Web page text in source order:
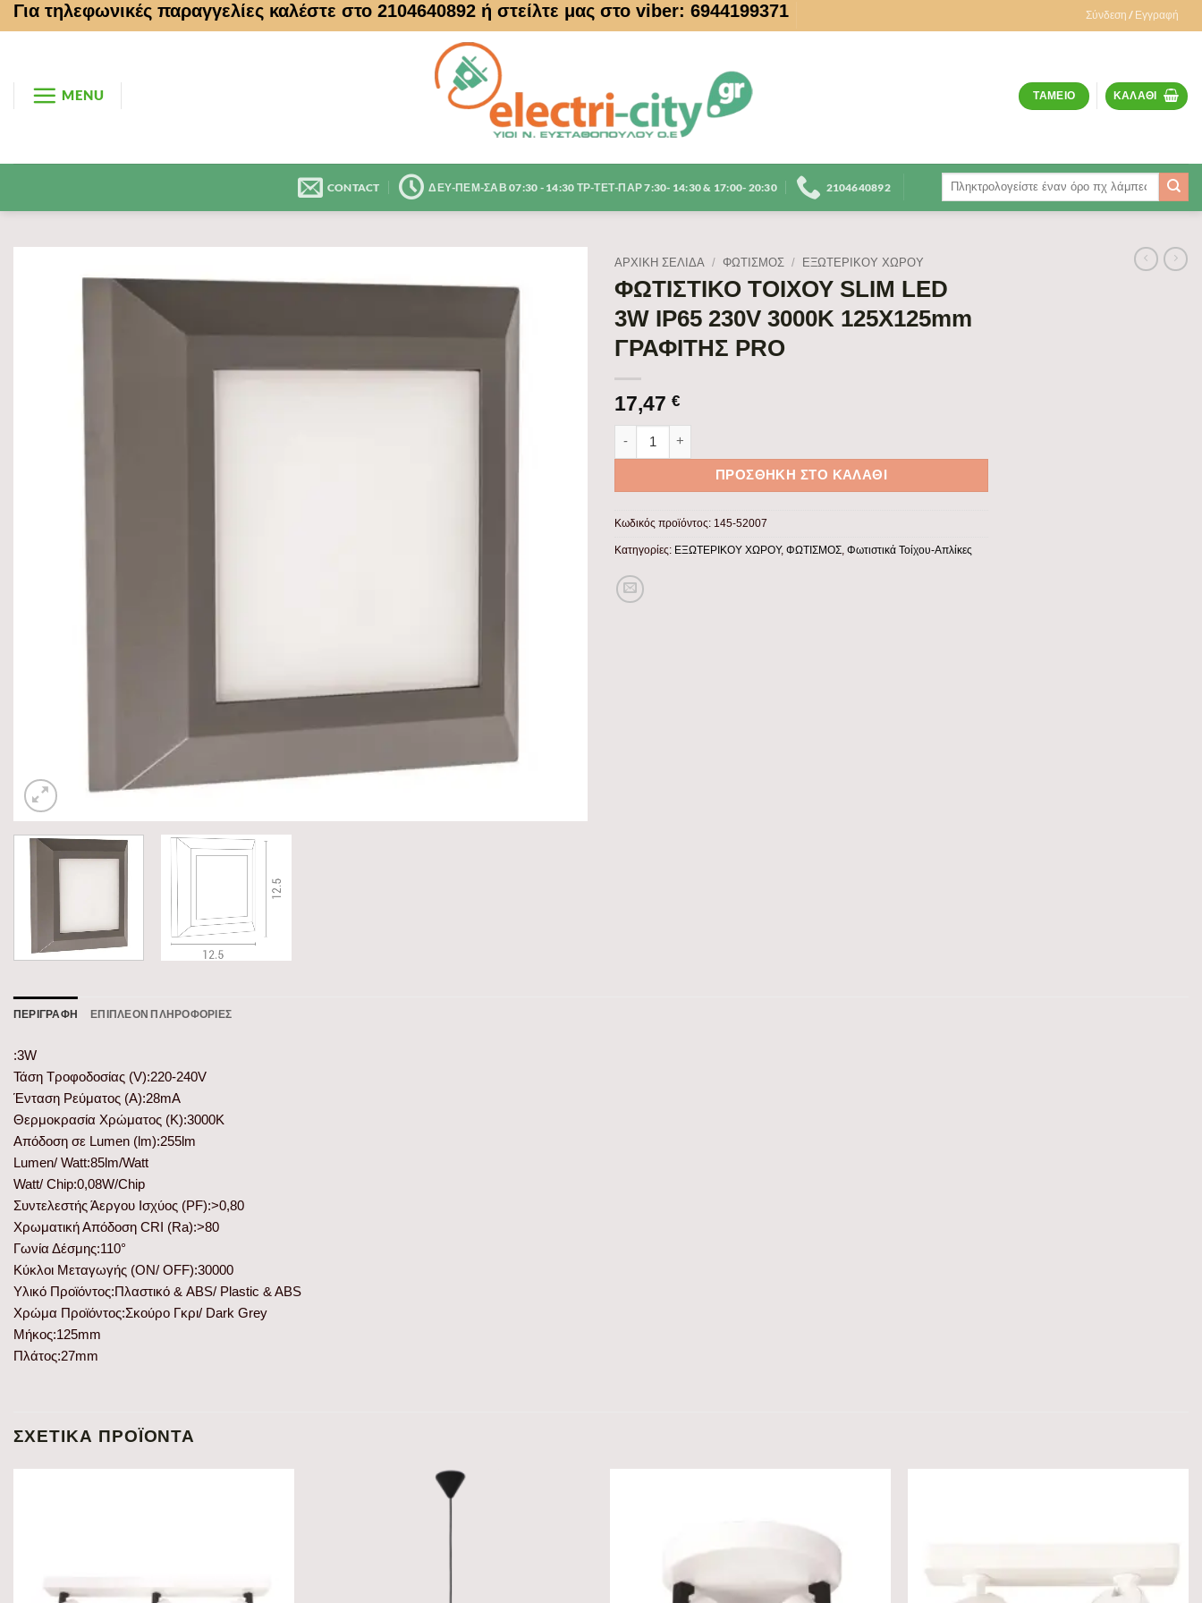
Μετάβαση
στο
Για τηλεφωνικές παραγγελίες καλέστε στο 2104640892 ή στείλτε μας στο viber: 6944199371 Σύνδεση / Εγγραφή
MENU ΤΑΜΕΊΟ ΚΑΛΆΘΙ
CONTACT ΔΕΥ-ΠΕΜ-ΣΑΒ 07:30 - 14:30 ΤΡ-ΤΕΤ-ΠΑΡ 7:30- 14:30 & 17:00- 20:30 2104640892
Αναζήτηση
ΑΡΧΙΚΉ ΣΕΛΊΔΑ / ΦΩΤΙΣΜΟΣ / ΕΞΩΤΕΡΙΚΟΥ ΧΩΡΟΥ
ΦΩΤΙΣΤΙΚΟ ΤΟΙΧΟΥ SLIM LED
3W IP65 230V 3000K 125X125mm
ΓΡΑΦΙΤΗΣ PRO
17,47 €
ΦΩΤΙΣΤΙΚΟ ΤΟΙΧΟΥ SLIM LED 3W IP65 230V 3000K 125X125mm ΓΡΑΦΙΤΗΣ PRO ποσότητα
ΠΡΟΣΘΉΚΗ ΣΤΟ ΚΑΛΆΘΙ
Κωδικός προϊόντος: 145-52007
Κατηγορίες: ΕΞΩΤΕΡΙΚΟΥ ΧΩΡΟΥ, ΦΩΤΙΣΜΟΣ, Φωτιστικά Τοίχου-Απλίκες
ΠΕΡΙΓΡΑΦΉ ΕΠΙΠΛΈΟΝ ΠΛΗΡΟΦΟΡΊΕΣ
:3W
Τάση Τροφοδοσίας (V):220-240V
Ένταση Ρεύματος (Α):28mA
Θερμοκρασία Χρώματος (K):3000K
Απόδοση σε Lumen (lm):255lm
Lumen/ Watt:85lm/Watt
Watt/ Chip:0,08W/Chip
Συντελεστής Άεργου Ισχύος (PF):>0,80
Χρωματική Απόδοση CRI (Ra):>80
Γωνία Δέσμης:110°
Κύκλοι Μεταγωγής (ON/ OFF):30000
Υλικό Προϊόντος:Πλαστικό & ABS/ Plastic & ABS
Χρώμα Προϊόντος:Σκούρο Γκρι/ Dark Grey
Μήκος:125mm
Πλάτος:27mm
ΣΧΕΤΙΚΆ ΠΡΟΪΌΝΤΑ